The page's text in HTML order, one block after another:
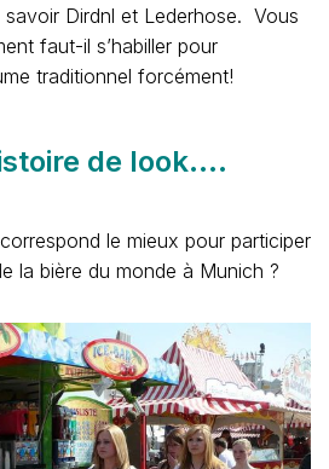
Dirdnl et Lederhose. Vous
faut-il s’habiller pour
traditionnel forcément!
de look….
le mieux pour participer
la bière du monde à Munich ?